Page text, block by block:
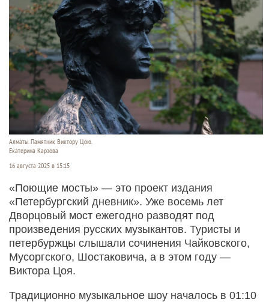
Алматы. Памятник Виктору Цою.
Екатерина Карзова
16 августа 2025 в 15:15
«Поющие мосты» — это проект издания
«Петербургский дневник». Уже восемь лет
Дворцовый мост ежегодно разводят под
произведения русских музыкантов. Туристы и
петербуржцы слышали сочинения Чайковского,
Мусоргского, Шостаковича, а в этом году —
Виктора Цоя.
Традиционно музыкальное шоу началось в 01:10